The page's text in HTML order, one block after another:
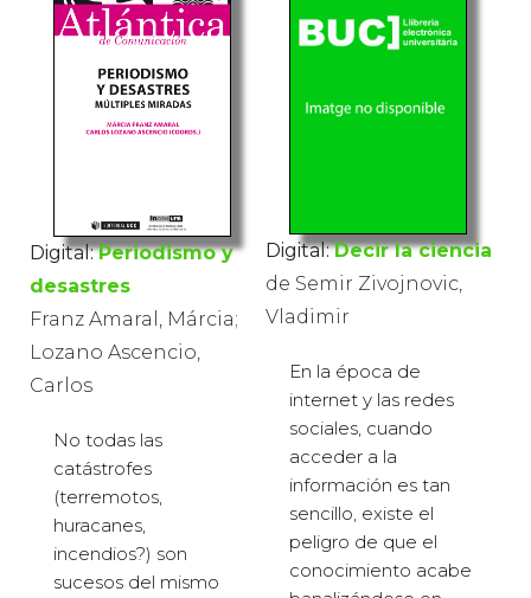
Digital: Periodismo y
desastres
Franz Amaral, Márcia;
Lozano Ascencio,
Carlos
No todas las
catástrofes
(terremotos,
huracanes,
incendios?) son
sucesos del mismo
Digital: Decir la ciencia
de Semir Zivojnovic,
Vladimir
En la época de
internet y las redes
sociales, cuando
acceder a la
información es tan
sencillo, existe el
peligro de que el
conocimiento acabe